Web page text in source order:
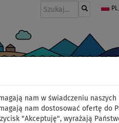
nam w świadczeniu naszych
nam dostosować ofertę do
"Akceptuję", wyrażają